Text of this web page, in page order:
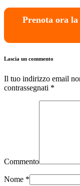
Prenota ora
Lascia un commento
Il tuo indirizzo email
contrassegnati *
Commento
Nome *